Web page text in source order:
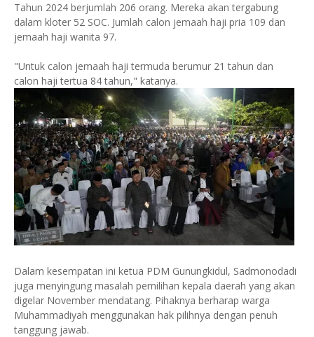
Tahun 2024 berjumlah 206 orang. Mereka akan tergabung
dalam kloter 52 SOC. Jumlah calon jemaah haji pria 109 dan
jemaah haji wanita 97.
"Untuk calon jemaah haji termuda berumur 21 tahun dan
calon haji tertua 84 tahun," katanya.
Dalam kesempatan ini ketua PDM Gunungkidul, Sadmonodadi
juga menyingung masalah pemilihan kepala daerah yang akan
digelar November mendatang. Pihaknya berharap warga
Muhammadiyah menggunakan hak pilihnya dengan penuh
tanggung jawab.